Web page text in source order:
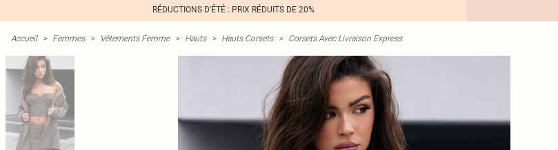
RÉDUCTIONS D'ÉTÉ : PRIX RÉDUITS DE 20%
Accueil > Femmes > Vêtements Femme > Hauts > Hauts Corsets > Corsets Avec Livraison Express